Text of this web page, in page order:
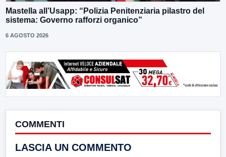
Mastella all’Usapp: “Polizia Penitenziaria pilastro del
sistema: Governo rafforzi organico”
6 AGOSTO 2026
COMMENTI
LASCIA UN COMMENTO